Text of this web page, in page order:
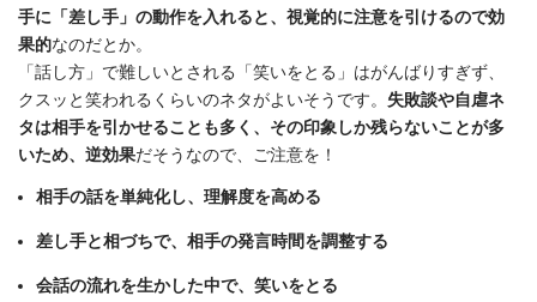
手に「差し手」の動作を入れると、視覚的に注意を引けるので効
果的なのだとか。
「話し方」で難しいとされる「笑いをとる」はがんばりすぎず、
クスッと笑われるくらいのネタがよいそうです。 失敗談や自虐ネ
タは相手を引かせることも多く、その印象しか残らないことが多
いため、逆効果だそうなので、ご注意を！
相手の話を単純化し、理解度を高める
差し手と相づちで、相手の発言時間を調整する
会話の流れを生かした中で、笑いをとる